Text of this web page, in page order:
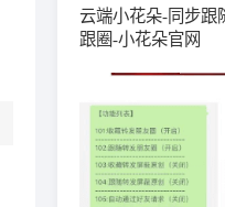
云端小花朵-同步跟
跟圈-小花朵官网